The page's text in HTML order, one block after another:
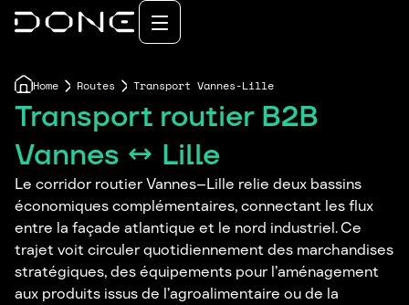
Home Routes Transport Vannes-Lille
Transport routier B2B
Vannes ↔ Lille
Le corridor routier Vannes–Lille relie deux bassins
économiques complémentaires, connectant les flux
entre la façade atlantique et le nord industriel. Ce
trajet voit circuler quotidiennement des marchandises
stratégiques, des équipements pour l’aménagement
aux produits issus de l’agroalimentaire ou de la